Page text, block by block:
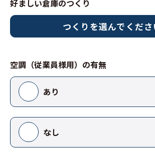
好ましい倉庫のつくり
つくりを選んでくださ
空調（従業員様用）の有無
あり
なし